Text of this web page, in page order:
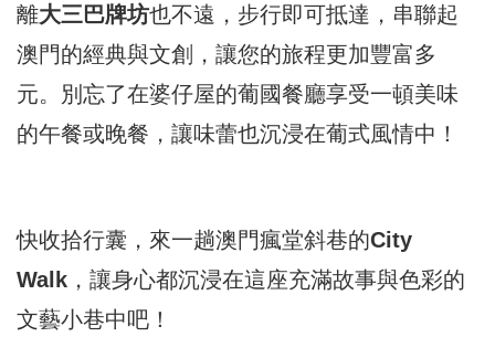
離大三巴牌坊也不遠，步行即可抵達，串聯起
澳門的經典與文創，讓您的旅程更加豐富多
元。別忘了在婆仔屋的葡國餐廳享受一頓美味
的午餐或晚餐，讓味蕾也沉浸在葡式風情中！
快收拾行囊，來一趟澳門瘋堂斜巷的City
Walk ，讓身心都沉浸在這座充滿故事與色彩的
文藝小巷中吧！